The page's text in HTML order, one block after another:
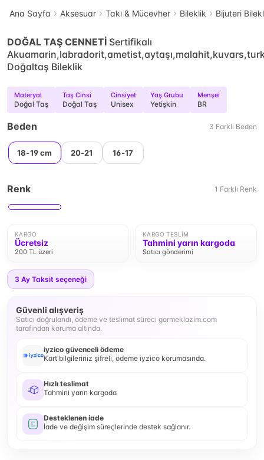
Ana Sayfa Aksesuar Takı & Mücevher Bileklik Bijuteri
DOĞAL TAŞ CENNETİ Sertifikalı
Doğaltaş Bileklik
Materyal
Doğal Taş
Taş Cinsi
Doğal Taş
Cinsiyet
Unisex
Yaş Grubu
Yetişkin
Menşei
BR
Beden 3 Farklı Beden
18-19 cm 20-21 16-17
Renk 1 Farklı Renk
KARGO
Ücretsiz
200 TL üzeri
KARGO TESLIM
Tahmini yarın kargoda
Satıcı gönderimi
3 Ay Taksit seçeneği
Güvenli alışveriş
Satıcı doğrulandı, ödeme ve teslimat süreci gormeklazim.com
tarafından koruma altında.
iyzico güvenceli ödeme
Kart bilgileriniz şifreli, ödeme iyzico korumasında.
Hızlı teslimat
Tahmini yarın kargoda
Desteklenen iade
İade ve değişim süreçlerinde destek sağlanır.